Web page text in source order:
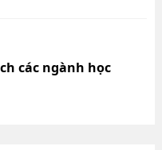
các ngành học